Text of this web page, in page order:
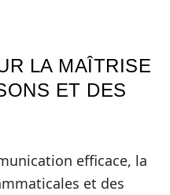
LA MAÎTRISE
ET DES
efficace, la
et des